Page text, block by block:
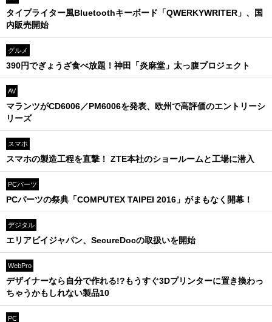
タイプライター風Bluetoothキーボード「QWERKYWRITER」、国
内販売開始
グルメ
390円でぎょうざ食べ放題！神田「炎麻堂」太っ腹プロジェクト
AV
マランツがCD6006／PM6006を発表、欧州で高評価のエントリーシ
リーズ
スマホ
スマホの製造工程を直撃！ ZTE本社のショールームと工場に潜入
PCパーツ
PCパーツの祭典「COMPUTEX TAIPEI 2016」がまもなく開幕！
デジタル
エリアビイジャパン、SecureDocの取扱いを開始
WebPro
デザイナーなら自分で作れる!?もうすぐ3Dプリンターに置き換わっ
ちゃうかもしれない製品10
PC